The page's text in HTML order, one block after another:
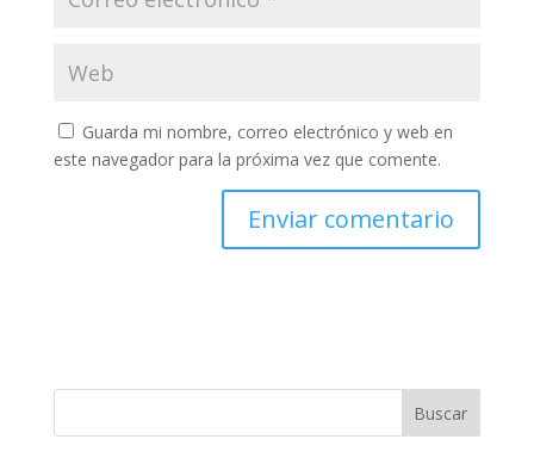
Guarda mi nombre, correo electrónico y web en
este navegador para la próxima vez que comente.
Buscar